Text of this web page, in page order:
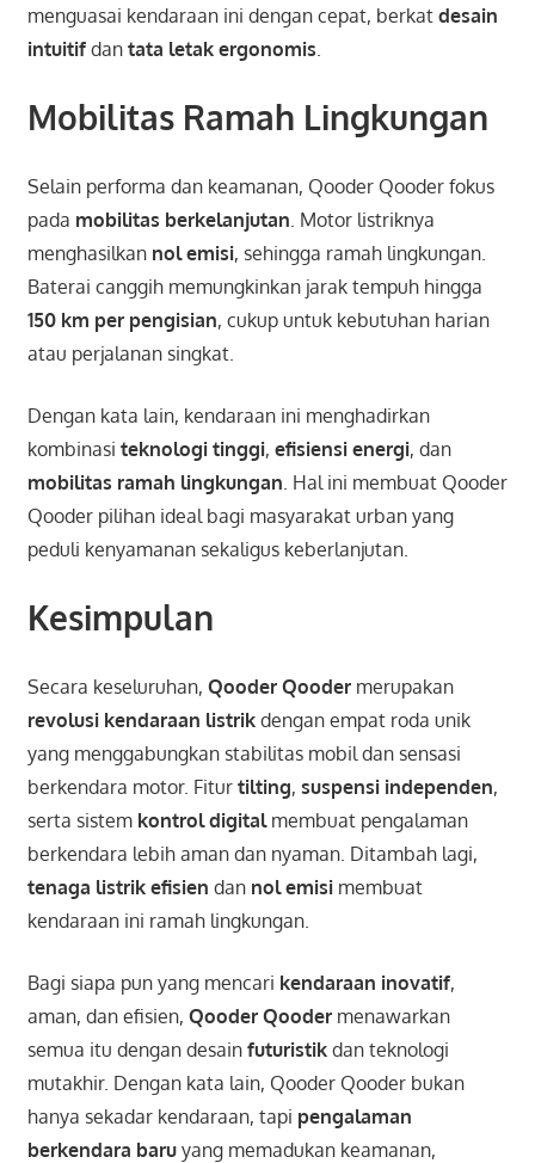
menguasai kendaraan ini dengan cepat, berkat desain
intuitifdan tata letak ergonomis
Mobilitas Ramah Lingkungan
Selain performa dan keamanan, Qooder Qooder fokus
pada mobilitas berkelanjutan . Motor listriknya
menghasilkan nol emisi, sehingga ramah lingkungan.
Baterai canggih memungkinkan jarak tempuh hingga
150 km per pengisian, cukup untuk kebutuhan harian
atau perjalanan singkat.
Dengan kata lain, kendaraan ini menghadirkan
kombinasi teknologi tinggi, efisiensi energi, dan
mobilitas ramah lingkungan . Hal ini membuat Qooder
Qooder pilihan ideal bagi masyarakat urban yang
peduli kenyamanan sekaligus keberlanjutan.
Kesimpulan
Secara keseluruhan, Qooder Qoodermerupakan
revolusi kendaraan listrikdengan empat roda unik
yang menggabungkan stabilitas mobil dan sensasi
berkendara motor. Fitur tilting, suspensi independen,
serta sistem kontrol digitalmembuat pengalaman
berkendara lebih aman dan nyaman. Ditambah lagi,
tenaga listrik efisien dan nol emisimembuat
kendaraan ini ramah lingkungan.
Bagi siapa pun yang mencari kendaraan inovatif,
aman, dan efisien, Qooder Qoodermenawarkan
semua itu dengan desain futuristikdan teknologi
mutakhir. Dengan kata lain, Qooder Qooder bukan
hanya sekadar kendaraan, tapi pengalaman
berkendara baruyang memadukan keamanan,